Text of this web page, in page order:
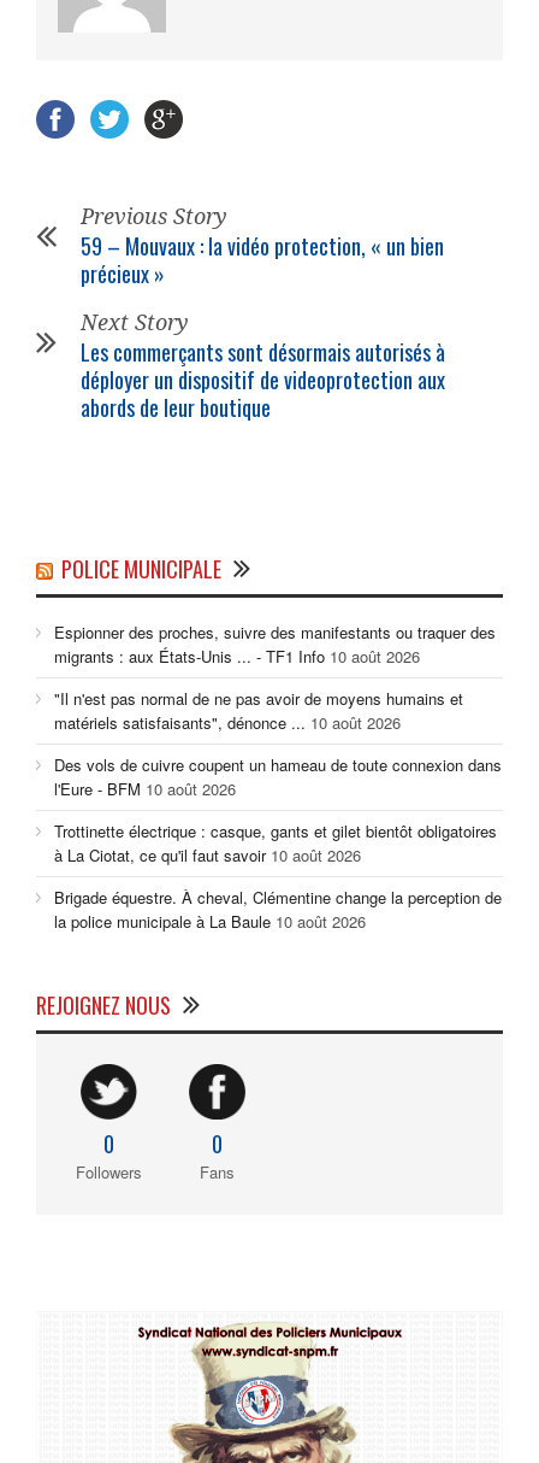
Previous Story
59 – Mouvaux : la vidéo protection, « un bien
précieux »
Next Story
Les commerçants sont désormais autorisés à
déployer un dispositif de videoprotection aux
abords de leur boutique
POLICE MUNICIPALE
Espionner des proches, suivre des manifestants ou traquer des
migrants : aux États-Unis ... - TF1 Info 10 août 2026
"Il n'est pas normal de ne pas avoir de moyens humains et
matériels satisfaisants", dénonce ... 10 août 2026
Des vols de cuivre coupent un hameau de toute connexion dans
l'Eure - BFM 10 août 2026
Trottinette électrique : casque, gants et gilet bientôt obligatoires
à La Ciotat, ce qu'il faut savoir 10 août 2026
Brigade équestre. À cheval, Clémentine change la perception de
la police municipale à La Baule 10 août 2026
REJOIGNEZ NOUS
0
Followers
0
Fans